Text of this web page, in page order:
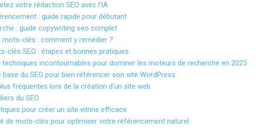
votre rédaction SEO avec l’IA
: guide rapide pour débutant
: guide copywriting seo complet
mots-clés : comment y remédier ?
clés SEO : étapes et bonnes pratiques
techniques incontournables pour dominer les moteurs de recherche en 2025
du SEO pour bien référencer son site WordPress
fréquentes lors de la création d’un site web
du SEO
pour créer un site vitrine efficace
de mots-clés pour optimiser votre référencement naturel